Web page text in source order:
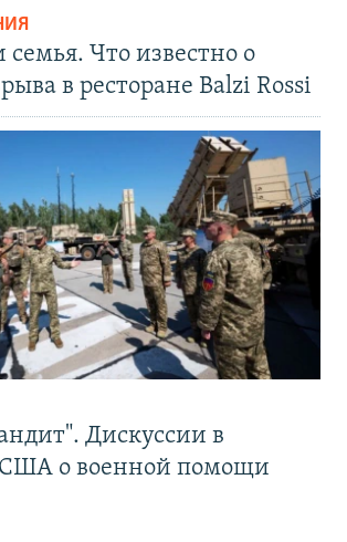
семья. Что известно о
в ресторане Balzi Rossi
Дискуссии в
США о военной помощи